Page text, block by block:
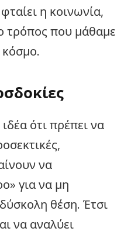
η κοινωνία,
τρόπος που μάθαμε
κόσμο.
ότι πρέπει να
να
για να μη
θέση. Έτσι
να αναλύει